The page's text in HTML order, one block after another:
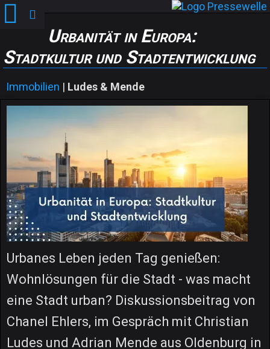
Urbanität in Europa:
Stadtkultur und Stadtentwicklung
Immobilien | Ludes & Mende
Urbanes Leben jeden Tag genießen:
Wohnlösungen für die Stadt - was macht
eine Stadt urban? Diskussionsbeitrag von
Chanel Ehlers, im Gespräch mit Christian
Ludes und Adrian Mende aus Oldenburg in